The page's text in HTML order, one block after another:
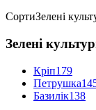
СортиЗелені
Зелені
Кріп179
Петрушка
Базилік138